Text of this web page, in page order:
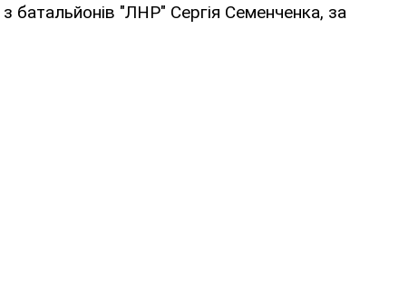
батальйонів "ЛНР" Сергія Семенченка, за